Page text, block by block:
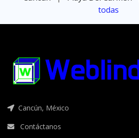
todas
Cancún, México
Contáctanos